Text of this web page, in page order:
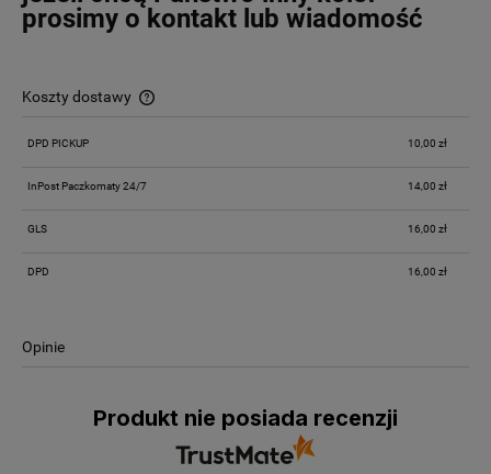
prosimy o kontakt lub wiadomość
Koszty dostawy
Cena nie zawiera ewentualnych kosztów płatności
DPD PICKUP 10,00 zł
InPost Paczkomaty 24/7 14,00 zł
GLS 16,00 zł
DPD 16,00 zł
Opinie
Produkt nie posiada recenzji